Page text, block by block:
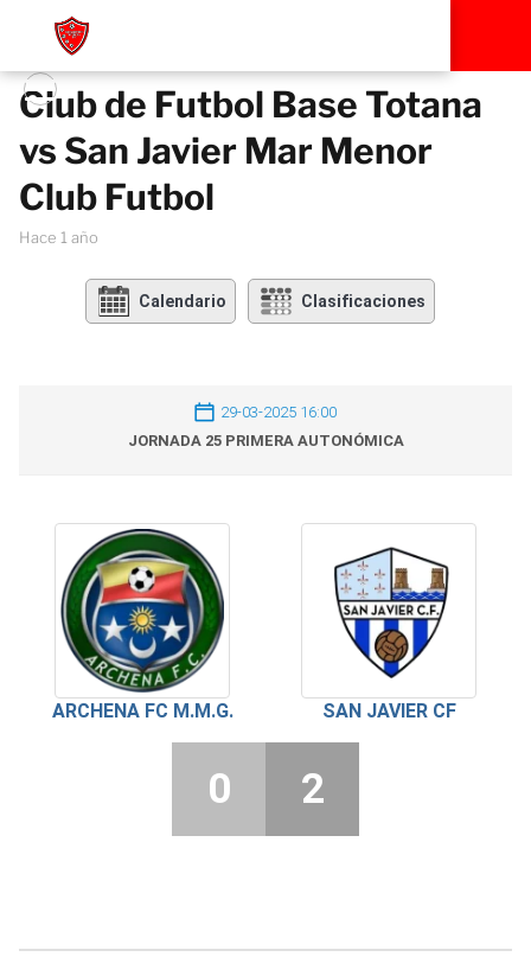
Club de Futbol Base Totana
vs San Javier Mar Menor
Club Futbol
hace 1 año
Calendario Clasificaciones
29-03-2025 16:00
JORNADA 25 PRIMERA AUTONÓMICA
ARCHENA FC M.M.G. SAN JAVIER CF
0 2